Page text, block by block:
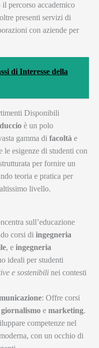
percorso accademico
presenti servizi di
con aziende per
di Interesse della
Disponibili
è un polo
gamma di facoltà e
le esigenze di studenti con
per fornire un
teoria e pratica per
livello.
sull’educazione
corsi di ingegneria
, e ingegneria
ideali per studenti
e sostenibili nei contesti
: Offre corsi
giornalismo e marketing.
competenze nel
con un occhio di